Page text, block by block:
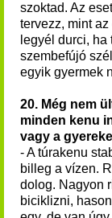
szoktad. Az
tervezz, mint
legyél durci,
szembefújó
egyik gyermek
20. Még nem
minden kenu
vagy a
- A túrakenu
billeg a vízen.
dolog. Nagyon
biciklizni,